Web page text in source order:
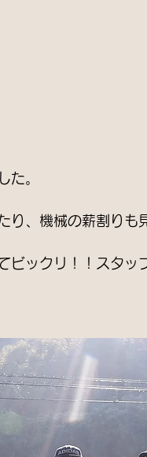
た。
、機械の薪割りも
ビックリ！！スタッ